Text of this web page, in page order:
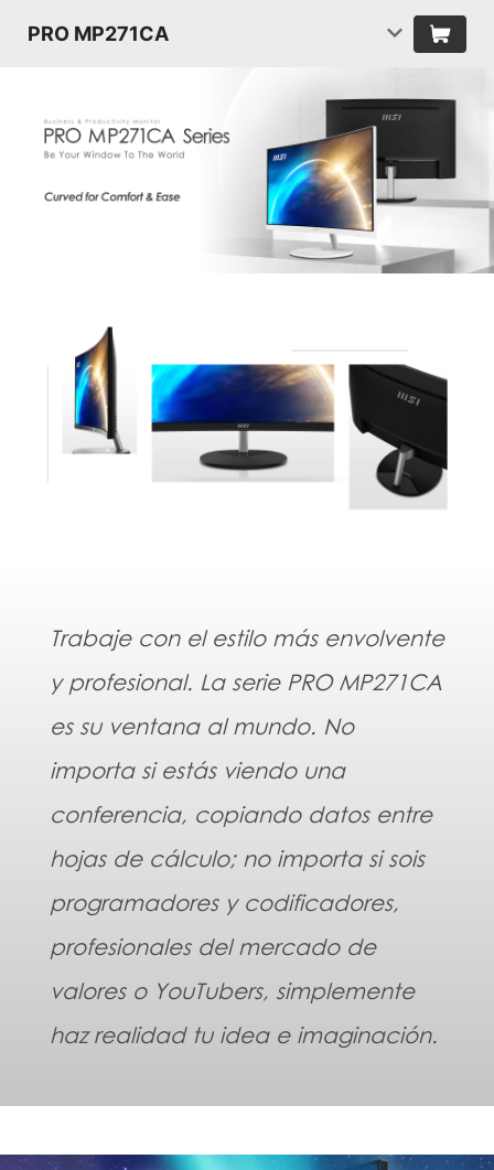
PRO MP271CA
Trabaje con el estilo más envolvente
y profesional. La serie PRO MP271CA
es su ventana al mundo. No
importa si estás viendo una
conferencia, copiando datos entre
hojas de cálculo; no importa si sois
programadores y codificadores,
profesionales del mercado de
valores o YouTubers, simplemente
haz realidad tu idea e imaginación.